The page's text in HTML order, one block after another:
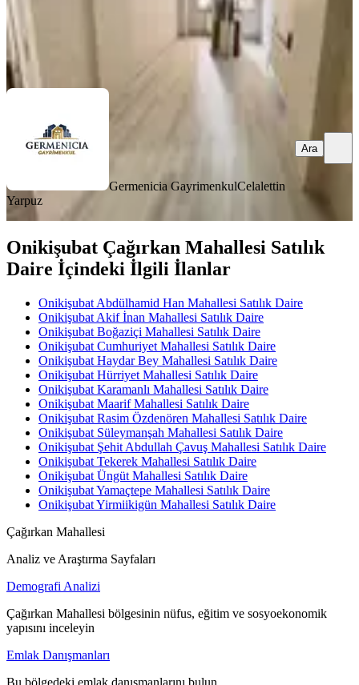
Germenicia Gayrimenkul Celalettin Yarpuz
Ara
Germenicia GayrimenkulCelalettin
Yarpuz
Ara
Onikişubat Çağırkan Mahallesi Satılık
Daire İçindeki İlgili İlanlar
Onikişubat Abdülhamid Han Mahallesi Satılık Daire
Onikişubat Akif İnan Mahallesi Satılık Daire
Onikişubat Boğaziçi Mahallesi Satılık Daire
Onikişubat Cumhuriyet Mahallesi Satılık Daire
Onikişubat Haydar Bey Mahallesi Satılık Daire
Onikişubat Hürriyet Mahallesi Satılık Daire
Onikişubat Karamanlı Mahallesi Satılık Daire
Onikişubat Maarif Mahallesi Satılık Daire
Onikişubat Rasim Özdenören Mahallesi Satılık Daire
Onikişubat Süleymanşah Mahallesi Satılık Daire
Onikişubat Şehit Abdullah Çavuş Mahallesi Satılık Daire
Onikişubat Tekerek Mahallesi Satılık Daire
Onikişubat Üngüt Mahallesi Satılık Daire
Onikişubat Yamaçtepe Mahallesi Satılık Daire
Onikişubat Yirmiikigün Mahallesi Satılık Daire
Çağırkan Mahallesi
Analiz ve Araştırma Sayfaları
Demografi Analizi
Çağırkan Mahallesi bölgesinin nüfus, eğitim ve sosyoekonomik
yapısını inceleyin
Emlak Danışmanları
Bu bölgedeki emlak danışmanlarını bulun